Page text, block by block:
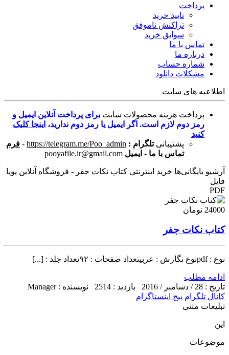
پرداخت
تایید خرید
تراکنش ناموفق
سوابق خرید
تماس با ما
درباره ما
شماره حساب
مشکلات دانلود
اطلاعیه های سایت
پرداخت هزینه محصولات سایت برای پرداخت آنلاین ایمیل و
رمز دوم لازم است. اگر ایمیل یا رمز دوم ندارید، اینجا کلیک
کنید
پشتیبانی تلگرام : https://telegram.me/Poo_admin
- فرم
تماس با ما - ایمیل pooyafile.ir@gmail.com
آرشیو بایگانی‌ها خرید اینترنتی کتاب نکات جفر - فروشگاه آنلاین پویا
فایل
PDF
24000 تومان
کتاب نکات جفر
نوع : pdfنوع نگارش : عربیتعداد صفحات : ۹۲تعداد جلد : [...]
ادامه مطلب
تاریخ : 28 / دسامبر / 2016
بازدید : 2514
نویسنده : Manager
کانال تلگرام پیج اینستاگرام
تبلیغات متنی
این
موضوعات